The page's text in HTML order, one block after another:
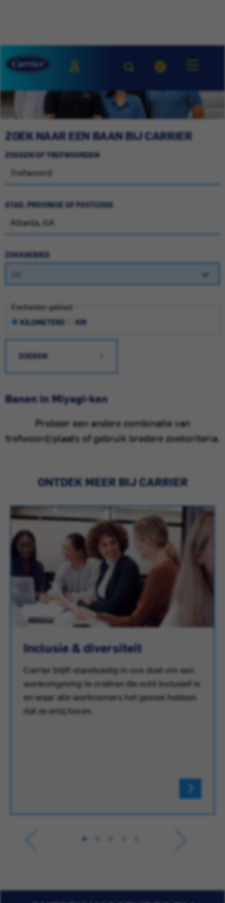
ZOEK NAAR EEN BAAN BIJ CARRIER
ZOEKEN OP TREFWOORDEN
STAD, PROVINCIE OF POSTCODE
ZOEKGEBIED
Eenheden gebied
KILOMETERS KM
ZOEKEN
Banen in Miyagi-ken
Probeer een andere combinatie van
trefwoord/plaats of gebruik bredere zoekcriteria.
ONTDEK MEER BIJ CARRIER
Inclusie & diversiteit
Carrier blijft standvastig in ons doel om een
werkomgeving te creëren die echt inclusief is
en waar alle werknemers het gevoel hebben
dat ze erbij horen.